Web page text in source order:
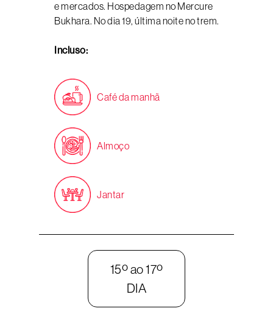
e mercados. Hospedagem no Mercure
Bukhara. No dia 19, última noite no trem.
Incluso:
Café da manhã
Almoço
Jantar
15º ao 17º
DIA